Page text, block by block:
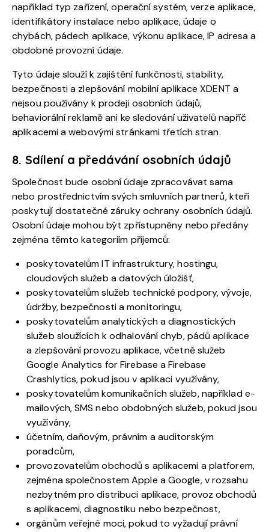
například typ zařízení, operační systém, verze aplikace,
identifikátory instalace nebo aplikace, údaje o
chybách, pádech aplikace, výkonu aplikace, IP adresa a
obdobné provozní údaje.
Tyto údaje slouží k zajištění funkčnosti, stability,
bezpečnosti a zlepšování mobilní aplikace XDENT a
nejsou používány k prodeji osobních údajů,
behaviorální reklamě ani ke sledování uživatelů napříč
aplikacemi a webovými stránkami třetích stran.
8. Sdílení a předávání osobních údajů
Společnost bude osobní údaje zpracovávat sama
nebo prostřednictvím svých smluvních partnerů, kteří
poskytují dostatečné záruky ochrany osobních údajů.
Osobní údaje mohou být zpřístupněny nebo předány
zejména těmto kategoriím příjemců:
poskytovatelům IT infrastruktury, hostingu,
cloudových služeb a datových úložišť,
poskytovatelům služeb technické podpory, vývoje,
údržby, bezpečnosti a monitoringu,
poskytovatelům analytických a diagnostických
služeb sloužících k odhalování chyb, pádů aplikace
a zlepšování provozu aplikace, včetně služeb
Google Analytics for Firebase a Firebase
Crashlytics, pokud jsou v aplikaci využívány,
poskytovatelům komunikačních služeb, například e-
mailových, SMS nebo obdobných služeb, pokud jsou
využívány,
účetním, daňovým, právním a auditorským
poradcům,
provozovatelům obchodů s aplikacemi a platforem,
zejména společnostem Apple a Google, v rozsahu
nezbytném pro distribuci aplikace, provoz obchodů
s aplikacemi, diagnostiku nebo bezpečnost,
orgánům veřejné moci, pokud to vyžadují právní